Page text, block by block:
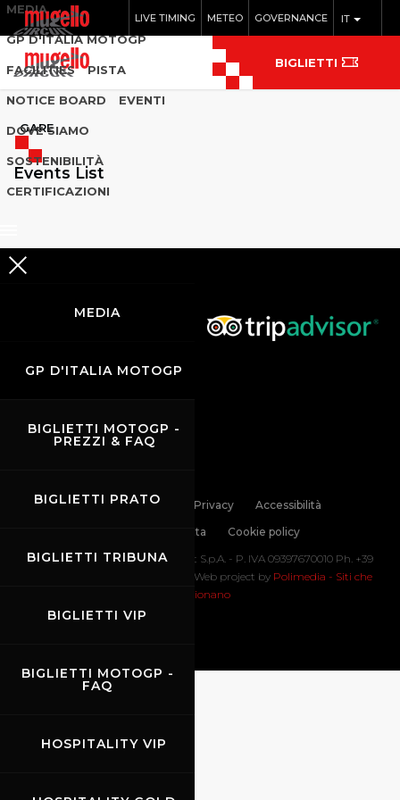
IT
LIVE TIMING METEO GOVERNANCE
MEDIA
GP D'ITALIA MOTOGP
FACILITIES PISTA
NOTICE BOARD EVENTI
DOVE SIAMO
SOSTENIBILITÀ
CERTIFICAZIONI
MEDIA
GP D'ITALIA MOTOGP
BIGLIETTI MOTOGP -
PREZZI & FAQ
BIGLIETTI PRATO
BIGLIETTI TRIBUNA
BIGLIETTI VIP
BIGLIETTI MOTOGP -
FAQ
HOSPITALITY VIP
BIGLIETTI
GARE
Events List
Links Contatti Privacy
Accessibilità
Codice di Condotta
Cookie policy
Copyright © 2026 Mugello Circuit S.p.A. - P. IVA 09397670010 Ph. +39
0558499111- All Rights Reserved | Web project by Polimedia - Siti che
funzionano